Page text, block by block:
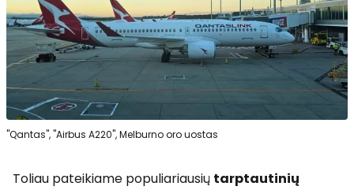
"Qantas", "Airbus A220", Melburno oro uostas
Toliau pateikiame populiariausių tarptautinių